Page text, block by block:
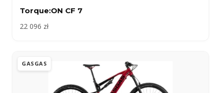
Torque:ON CF 7
22 096 zł
GASGAS